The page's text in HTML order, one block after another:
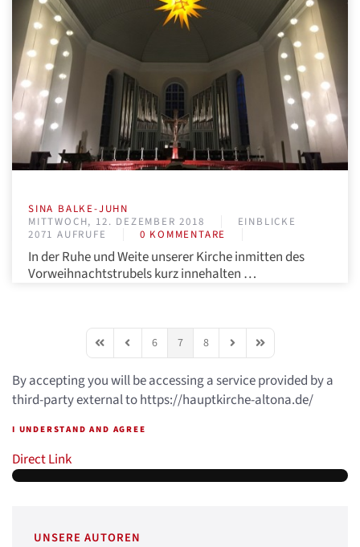
SINA BALKE-JUHN
MITTWOCH, 12. DEZEMBER 2018
EINBLICKE
2071 AUFRUFE
0 KOMMENTARE
In der Ruhe und Weite unserer Kirche inmitten des
Vorweihnachtstrubels kurz innehalten …
First PagePrevious Page
6 7 8 Next PageLast Page
By accepting you will be accessing a service provided by a
third-party external to https://hauptkirche-altona.de/
I UNDERSTAND AND AGREE
Direct Link
UNSERE AUTOREN